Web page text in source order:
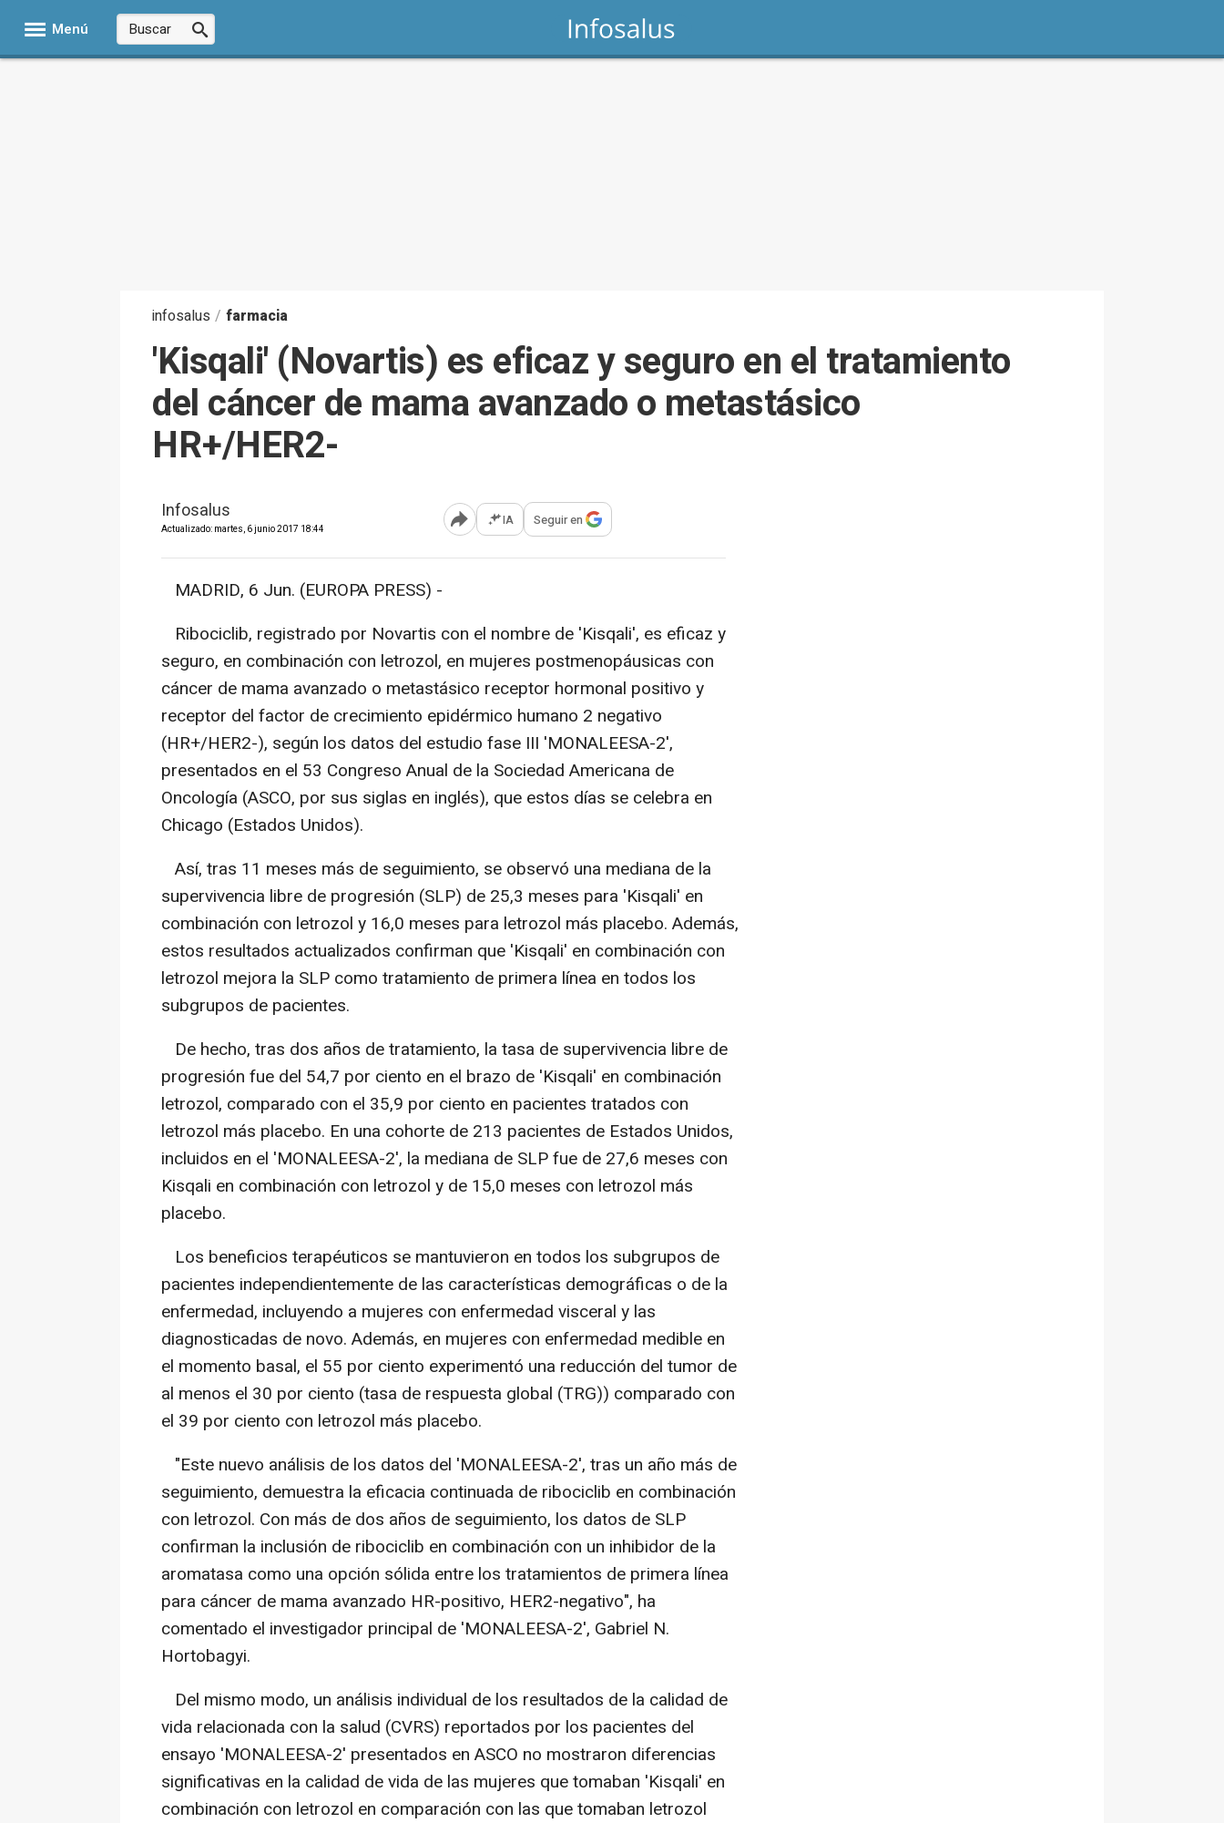
Menú
infosalus / farmacia
'Kisqali' (Novartis) es eficaz y seguro en el tratamiento
del cáncer de mama avanzado o metastásico
HR+/HER2-
Infosalus
Actualizado: martes, 6 junio 2017 18:44 Abrir opciones para compartir
IA Seguir en
MADRID, 6 Jun. (EUROPA PRESS) -
Ribociclib, registrado por Novartis con el nombre de 'Kisqali', es eficaz y
seguro, en combinación con letrozol, en mujeres postmenopáusicas con
cáncer de mama avanzado o metastásico receptor hormonal positivo y
receptor del factor de crecimiento epidérmico humano 2 negativo
(HR+/HER2-), según los datos del estudio fase III 'MONALEESA-2',
presentados en el 53 Congreso Anual de la Sociedad Americana de
Oncología (ASCO, por sus siglas en inglés), que estos días se celebra en
Chicago (Estados Unidos).
Así, tras 11 meses más de seguimiento, se observó una mediana de la
supervivencia libre de progresión (SLP) de 25,3 meses para 'Kisqali' en
combinación con letrozol y 16,0 meses para letrozol más placebo. Además,
estos resultados actualizados confirman que 'Kisqali' en combinación con
letrozol mejora la SLP como tratamiento de primera línea en todos los
subgrupos de pacientes.
De hecho, tras dos años de tratamiento, la tasa de supervivencia libre de
progresión fue del 54,7 por ciento en el brazo de 'Kisqali' en combinación
letrozol, comparado con el 35,9 por ciento en pacientes tratados con
letrozol más placebo. En una cohorte de 213 pacientes de Estados Unidos,
incluidos en el 'MONALEESA-2', la mediana de SLP fue de 27,6 meses con
Kisqali en combinación con letrozol y de 15,0 meses con letrozol más
placebo.
Los beneficios terapéuticos se mantuvieron en todos los subgrupos de
pacientes independientemente de las características demográficas o de la
enfermedad, incluyendo a mujeres con enfermedad visceral y las
diagnosticadas de novo. Además, en mujeres con enfermedad medible en
el momento basal, el 55 por ciento experimentó una reducción del tumor de
al menos el 30 por ciento (tasa de respuesta global (TRG)) comparado con
el 39 por ciento con letrozol más placebo.
"Este nuevo análisis de los datos del 'MONALEESA-2', tras un año más de
seguimiento, demuestra la eficacia continuada de ribociclib en combinación
con letrozol. Con más de dos años de seguimiento, los datos de SLP
confirman la inclusión de ribociclib en combinación con un inhibidor de la
aromatasa como una opción sólida entre los tratamientos de primera línea
para cáncer de mama avanzado HR-positivo, HER2-negativo", ha
comentado el investigador principal de 'MONALEESA-2', Gabriel N.
Hortobagyi.
Del mismo modo, un análisis individual de los resultados de la calidad de
vida relacionada con la salud (CVRS) reportados por los pacientes del
ensayo 'MONALEESA-2' presentados en ASCO no mostraron diferencias
significativas en la calidad de vida de las mujeres que tomaban 'Kisqali' en
combinación con letrozol en comparación con las que tomaban letrozol